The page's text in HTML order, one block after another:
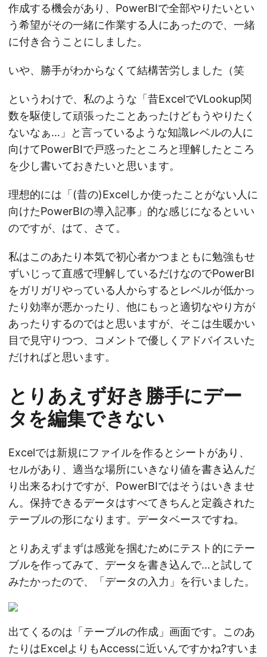
作成する機会があり、PowerBIで全部やりたいとい
う希望がその一緒に作業する人にあったので、一緒
に付き合うことにしました。
いや、勝手がわからなくて結構苦労しました（笑
というわけで、私のような「昔ExcelでVLookup関
数を駆使して頑張ったことあったけどもうやりたく
ないなぁ…」と言っているような知識レベルの人に
向けてPowerBIで戸惑ったところと理解したところ
を少し書いておきたいと思います。
理想的には「(昔の)Excelしか使ったことがない人に
向けたPowerBIの導入記事」的な感じになるといい
のですが、はて、さて。
私はこのあたり本気で初心者かつまともに勉強もせ
ずいじって直感で理解しているだけなのでPowerBI
をガリガリやっている人からするとレベルが低かっ
たり効率が悪かったり、他にもっと適切なやり方が
あったりするのではと思いますが、そこは生暖かい
目で見守りつつ、コメントで優しくアドバイスいた
だければと思います。
とりあえず好き勝手にデー
タを編集できない
Excelでは新規にファイルを作るとシートがあり、
セルがあり、適当な場所にいきなり値を書き込んだ
り出来るわけですが、PowerBIではそうはいきませ
ん。保持できるデータはすべてきちんと定義された
テーブルの形になります。データベースですね。
とりあえずまずは感覚を掴むためにテスト的にテー
ブルを作ってみて、データを書き込んで…と試して
みたかったので、「データの入力」を行いました。
出てくるのは「テーブルの作成」画面です。このあ
たりはExcelよりもAccessに近いんですかね?すいま